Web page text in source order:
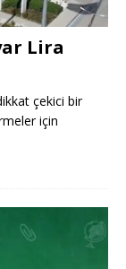
Lira
çekici bir
için